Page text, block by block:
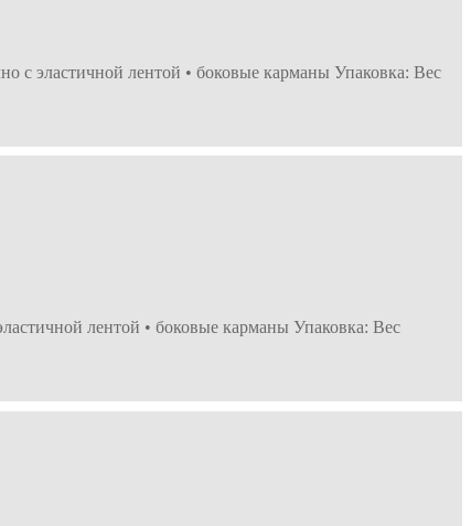
с эластичной лентой • боковые карманы Упаковка: Вес
лентой • боковые карманы Упаковка: Вес